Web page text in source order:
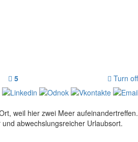
5 Turn
weil hier zwei Meer
abwechslungsreicher Urlaubsort.